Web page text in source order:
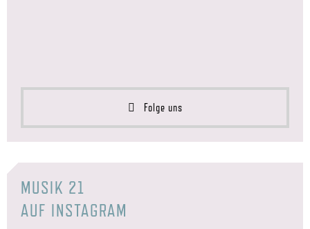
Folge uns
MUSIK 21
AUF INSTAGRAM